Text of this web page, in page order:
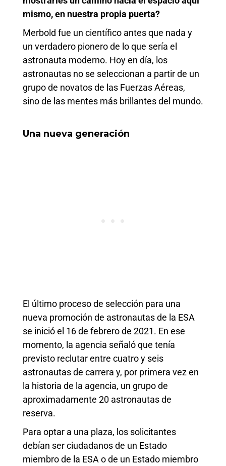
mismo, en nuestra propia puerta?
Merbold fue un científico antes que nada y
un verdadero pionero de lo que sería el
astronauta moderno. Hoy en día, los
astronautas no se seleccionan a partir de un
grupo de novatos de las Fuerzas Aéreas,
sino de las mentes más brillantes del mundo.
Una nueva generación
El último proceso de selección para una
nueva promoción de astronautas de la ESA
se inició el 16 de febrero de 2021. En ese
momento, la agencia señaló que tenía
previsto reclutar entre cuatro y seis
astronautas de carrera y, por primera vez en
la historia de la agencia, un grupo de
aproximadamente 20 astronautas de
reserva.
Para optar a una plaza, los solicitantes
debían ser ciudadanos de un Estado
miembro de la ESA o de un Estado miembro